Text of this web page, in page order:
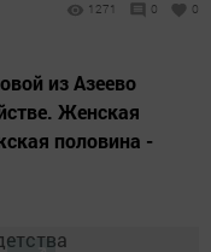
1271 0 0
из Азеево
Женская
половина -